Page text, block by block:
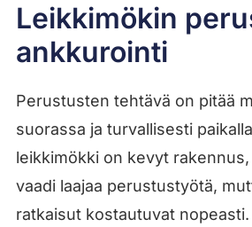
Leikkimökin
ankkurointi
Perustusten tehtävä on pitää
suorassa ja turvallisesti
leikkimökki on kevyt
vaadi laajaa perustustyötä,
ratkaisut kostautuvat nopeasti.